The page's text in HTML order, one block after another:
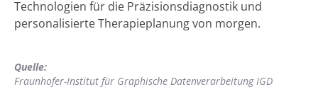
Technologien für die Präzisionsdiagnostik und
personalisierte Therapieplanung von morgen.
Quelle:
Fraunhofer-Institut für Graphische Datenverarbeitung IGD